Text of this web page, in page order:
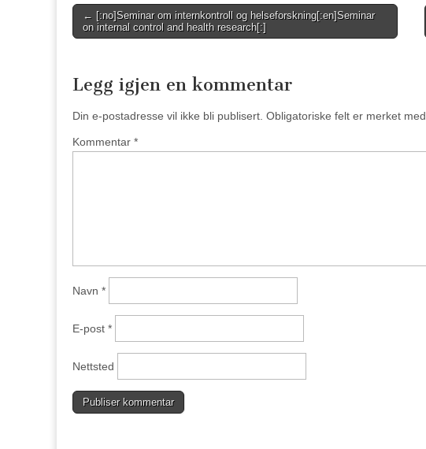
Post
navigation
← [:no]Seminar om internkontroll og helseforskning[:en]Seminar
on internal control and health research[:]
Legg igjen en kommentar
Din e-postadresse vil ikke bli publisert. Obligatoriske felt er merket med
Kommentar *
Navn *
E-post *
Nettsted